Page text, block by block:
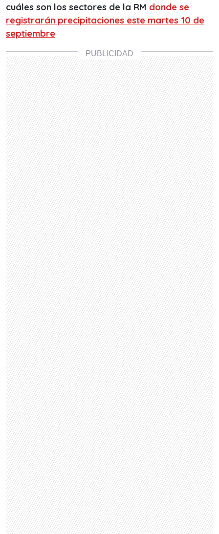
cuáles son los sectores de la RM donde se
registrarán precipitaciones este martes 10 de
septiembre